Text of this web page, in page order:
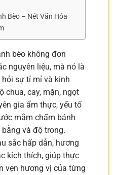
Bèo – Nét Văn Hóa
bèo không đơn
nguyên liệu, mà nó là
sự tỉ mỉ và kinh
chua, cay, mặn, ngọt
gia ẩm thực, yếu tố
mắm chấm bánh
và độ trong.
sắc hấp dẫn, hương
kích thích, giúp thực
vẹn hương vị của từng